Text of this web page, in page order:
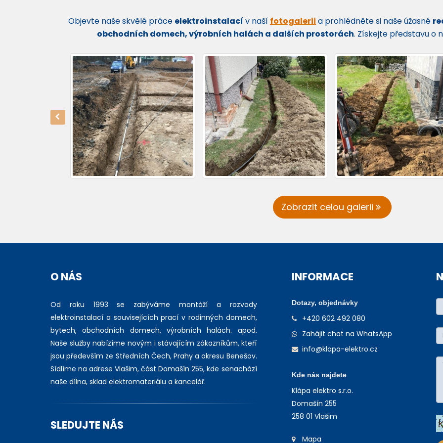
Objevte naše skvělé práce elektroinstalací v naší fotogalerii a prohlédněte si naše úžasné
obchodních domech, výrobních halách a dalších prostorách. Získejte představu o
Zobrazit celou galerii
O NÁS
Od roku 1993 se zabýváme montáží a rozvody
elektroinstalací a souvisejících prací v rodinných domech,
bytech, obchodních domech, výrobních halách. apod.
Naše služby nabízíme novým i stávajícím zákazníkům, kteří
jsou především ze Středních Čech, Prahy a okresu Benešov.
Sídlíme na adrese Vlašim, část Domašín 255, kde senachází
naše dílna, sklad elektromateriálu a kancelář.
SLEDUJTE NÁS
INFORMACE
Dotazy, objednávky
+420 602 492 080
Zahájit chat na WhatsApp
info@klapa-elektro.cz
Kde nás najdete
Klápa elektro s.r.o.
Domašín 255
258 01 Vlašim
Mapa